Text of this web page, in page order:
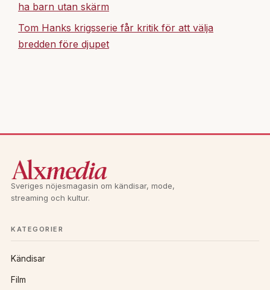
ha barn utan skärm
Tom Hanks krigsserie får kritik för att välja
bredden före djupet
Sveriges nöjesmagasin om kändisar, mode,
streaming och kultur.
KATEGORIER
Kändisar
Film